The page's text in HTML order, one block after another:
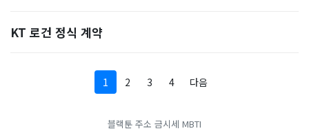
KT 로건 정식 계약
1 2 3 4 다음
블랙툰 주소 금시세 MBTI